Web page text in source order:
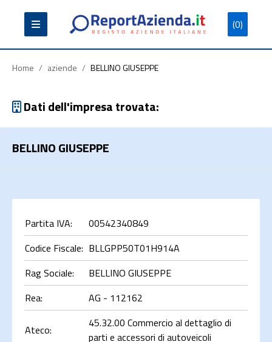
(0)
Partita
Iva
Codice
Fiscale
Ragione
Sociale
Cerca
Home / aziende / BELLINO GIUSEPPE
Dati dell'impresa trovata:
BELLINO GIUSEPPE
Partita IVA:
00542340849
Codice Fiscale: BLLGPP50T01H914A
Rag Sociale:
BELLINO GIUSEPPE
Rea:
AG - 112162
Ateco:
45.32.00 Commercio al dettaglio di
parti e accessori di autoveicoli